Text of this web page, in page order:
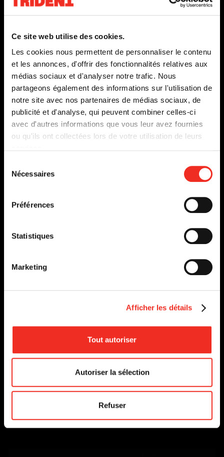
Ce
lien
Ce site web utilise des cookies.
Les cookies nous permettent de personnaliser le contenu
et les annonces, d'offrir des fonctionnalités relatives aux
médias sociaux et d'analyser notre trafic. Nous
partageons également des informations sur l'utilisation de
notre site avec nos partenaires de médias sociaux, de
publicité et d'analyse, qui peuvent combiner celles-ci
avec d'autres informations que vous leur avez fournies
ou qu'ils ont collectées lors de votre utilisation de leurs
Nécessaires
Préférences
Statistiques
Marketing
Afficher les détails
Tout autoriser
Autoriser la sélection
Refuser
SAINTE CARMEN DE LA MAIN
DU 14 SEPTEMBRE
AU 9 OCTOBRE 1993
EN SAVOIR PLUS
DU 9 NOVEMBRE
AU 4 DÉCEMBRE 1993